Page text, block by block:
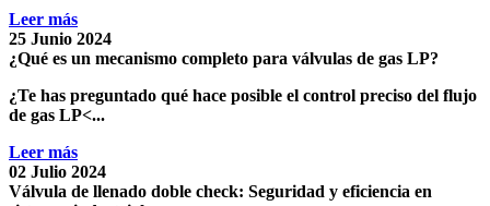
Leer más
25 Junio 2024
¿Qué es un mecanismo completo para válvulas de gas LP?
¿Te has preguntado qué hace posible el control preciso del flujo
de gas LP<...
Leer más
02 Julio 2024
Válvula de llenado doble check: Seguridad y eficiencia en